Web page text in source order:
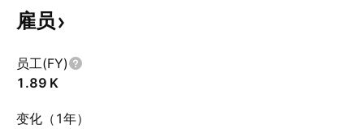
雇员
员工(FY)
‪1.89 K‬
变化（1年）